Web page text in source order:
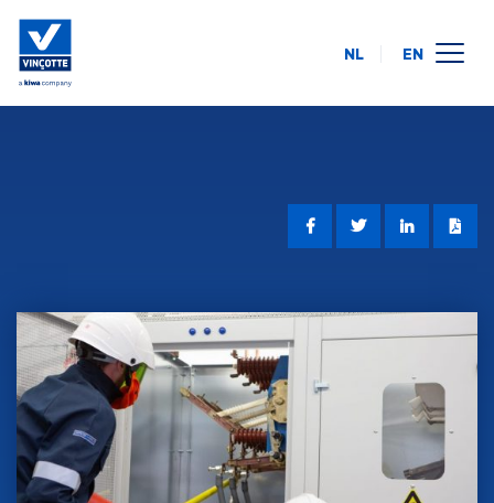
calendrier des formations
FAQ
contact
NL EN